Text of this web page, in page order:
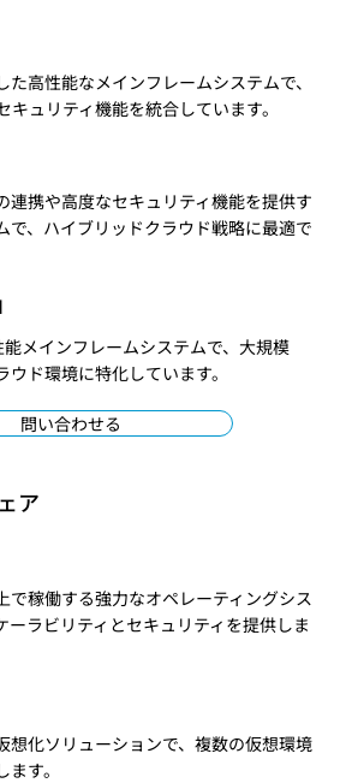
高性能なメインフレームシステムで、
キュリティ機能を統合しています。
連携や高度なセキュリティ機能を提供す
で、ハイブリッドクラウド戦略に最適で
メインフレームシステムで、大規模
ウド環境に特化しています。
問い合わせる
ア
で稼働する強力なオペレーティングシス
ーラビリティとセキュリティを提供しま
想化ソリューションで、複数の仮想環境
す。